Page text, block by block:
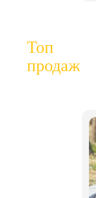
Топ
продаж